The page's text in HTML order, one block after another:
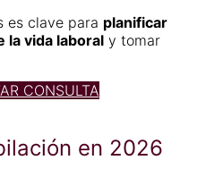
es clave para planificar
la vida laboral y tomar
CONSULTA
en 2026